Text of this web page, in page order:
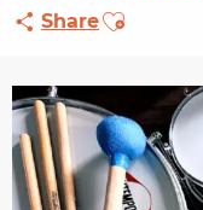
ShareAjouter